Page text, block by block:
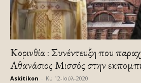
Κορινθία : Συνέντευξη που
Αθανάσιος Μισσός στην
Askitikon Κυ 12-Ιούλ-2020